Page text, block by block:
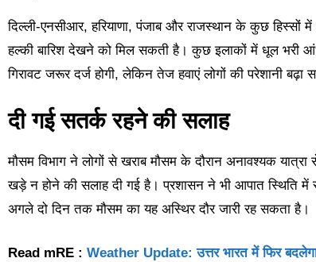
दिल्ली-एनसीआर, हरियाणा, पंजाब और राजस्थान के कुछ
हल्की बारिश देखने को मिल सकती है। कुछ इलाकों में धूल भरी
गिरावट जरूर दर्ज होगी, लेकिन तेज हवाएं लोगों की परेशानी बढ़ा
दी गई सतर्क रहने की सलाह
मौसम विभाग ने लोगों से खराब मौसम के दौरान अनावश्यक
खड़े न होने की सलाह दी गई है। प्रशासन ने भी आपात स्थिति में
अगले दो दिन तक मौसम का यह अस्थिर दौर जारी रह सकता है।
Read mRE : Weather Update: उत्तर भारत में फिर बदलेगा